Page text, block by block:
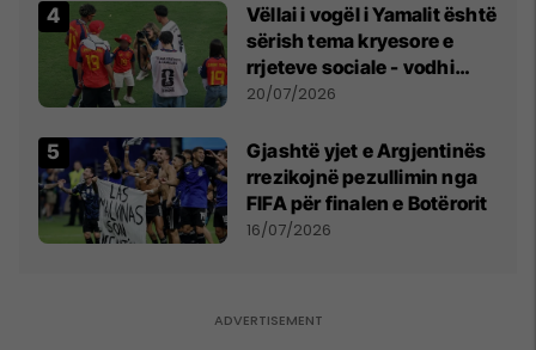
Vëllai i vogël i Yamalit është
sërish tema kryesore e
rrjeteve sociale - vodhi
vëmendjen pas finales së
20/07/2026
Gjashtë yjet e Argjentinës
rrezikojnë pezullimin nga
FIFA për finalen e Botërorit
16/07/2026